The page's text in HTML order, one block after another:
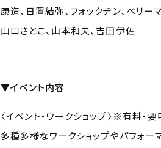
康造、日置結弥、フォックチン、ベリ
山口さとこ、山本和夫、吉田伊佐
▼イベント内容
〈イベント・ワークショップ〉※有料・
多種多様なワークショップやパフォー